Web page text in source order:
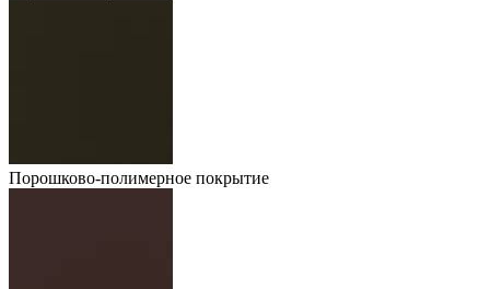
Порошково-полимерное покрытие